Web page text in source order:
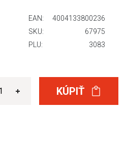
EAN:
4004133800236
SKU:
67975
PLU:
3083
KÚPIŤ